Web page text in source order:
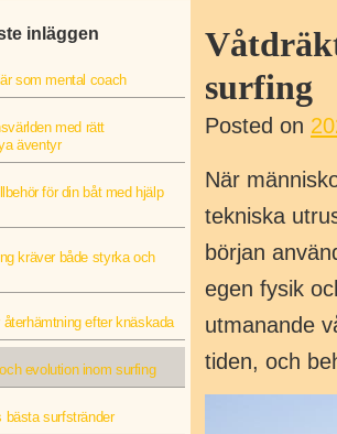
surfing
Posted on
När
tekniska
början
egen fysik
utmanande
tiden, och
inläggen
som mental coach
med rätt
äventyr
för din båt med hjälp
kräver både styrka och
efter knäskada
evolution inom surfing
bästa surfstränder